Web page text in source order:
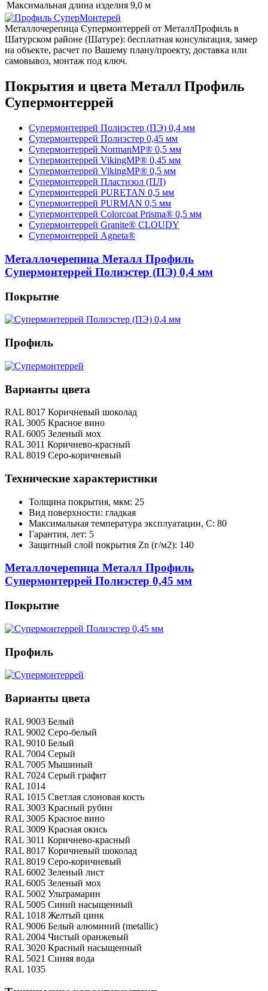
Максимальная длина изделия 9,0 м
Металлочерепица Супермонтеррей от МеталлПрофиль в
Шатурском районе (Шатуре): бесплатная консультация, замер
на объекте, расчет по Вашему плану/проекту, доставка или
самовывоз, монтаж под ключ.
Покрытия и цвета Металл Профиль
Супермонтеррей
Супермонтеррей Полиэстер (ПЭ) 0,4 мм
Супермонтеррей Полиэстер 0,45 мм
Супермонтеррей NormanMP® 0,5 мм
Супермонтеррей VikingMP® 0,45 мм
Супермонтеррей VikingMP® 0,5 мм
Супермонтеррей Пластизол (ПЛ)
Супермонтеррей PURETAN 0,5 мм
Супермонтеррей PURMAN 0,5 мм
Супермонтеррей Colorcoat Prisma® 0,5 мм
Супермонтеррей Granite® CLOUDY
Супермонтеррей Agneta®
Металлочерепица Металл Профиль
Супермонтеррей Полиэстер (ПЭ) 0,4 мм
Покрытие
Профиль
Варианты цвета
RAL 8017 Коричневый шоколад
RAL 3005 Красное вино
RAL 6005 Зеленый мох
RAL 3011 Коричнево-красный
RAL 8019 Серо-коричневый
Технические характеристики
Толщина покрытия, мкм: 25
Вид поверхности: гладкая
Максимальная температура эксплуатации, С: 80
Гарантия, лет: 5
Защитный слой покрытия Zn (г/м2): 140
Металлочерепица Металл Профиль
Супермонтеррей Полиэстер 0,45 мм
Покрытие
Профиль
Варианты цвета
RAL 9003 Белый
RAL 9002 Серо-белый
RAL 9010 Белый
RAL 7004 Серый
RAL 7005 Мышиный
RAL 7024 Серый графит
RAL 1014
RAL 1015 Светлая слоновая кость
RAL 3003 Красный рубин
RAL 3005 Красное вино
RAL 3009 Красная окись
RAL 3011 Коричнево-красный
RAL 8017 Коричневый шоколад
RAL 8019 Серо-коричневый
RAL 6002 Зеленый лист
RAL 6005 Зеленый мох
RAL 5002 Ультрамарин
RAL 5005 Синий насыщенный
RAL 1018 Желтый цинк
RAL 9006 Белый алюминий (metallic)
RAL 2004 Чистый оранжевый
RAL 3020 Красный насыщенный
RAL 5021 Синяя вода
RAL 1035